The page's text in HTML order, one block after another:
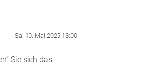
Sa. 10. Mai 2025 13:00
Sie sich das